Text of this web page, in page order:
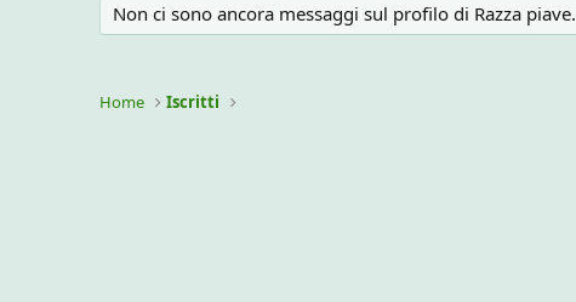
Non ci sono ancora messaggi sul profilo di Razza piave.
Home Iscritti